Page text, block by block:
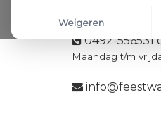
0492-556531
Maandag t/m
Weigeren